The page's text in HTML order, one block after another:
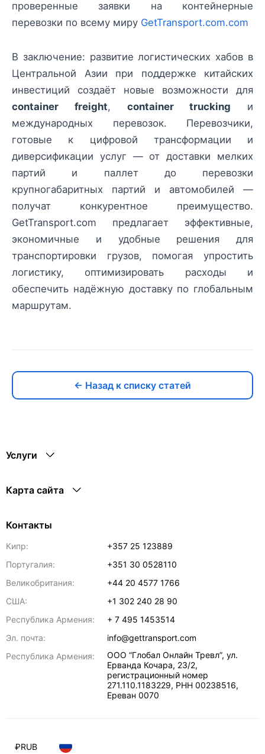
проверенные заявки на контейнерные
перевозки по всему миру GetTransport.com.com
В заключение: развитие логистических хабов в
Центральной Азии при поддержке китайских
инвестиций создаёт новые возможности для
container freight, container trucking и
международных перевозок. Перевозчики,
готовые к цифровой трансформации и
диверсификации услуг — от доставки мелких
партий и паллет до перевозки
крупногабаритных партий и автомобилей —
получат конкурентное преимущество.
GetTransport.com предлагает эффективные,
экономичные и удобные решения для
транспортировки грузов, помогая упростить
логистику, оптимизировать расходы и
обеспечить надёжную доставку по глобальным
маршрутам.
← Назад к списку статей
Услуги
Карта сайта
Контакты
Кипр:
+357 25 123889
Португалия:
+351 30 0528110
Великобритания:
+44 20 4577 1766
США:
+1 302 240 28 90
Республика Армения:
+ 7 495 1453514
Эл. почта:
info@gettransport.com
Республика Армения:
ООО “Глобал Онлайн Тревл”, ул.
Ерванда Кочара, 23/2,
регистрационный номер
271.110.1183229, РНН 00238516,
Ереван 0070
₽RUB